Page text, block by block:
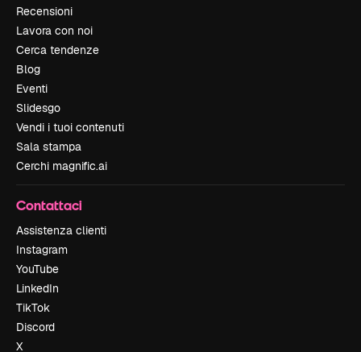
Recensioni
Lavora con noi
Cerca tendenze
Blog
Eventi
Slidesgo
Vendi i tuoi contenuti
Sala stampa
Cerchi magnific.ai
Contattaci
Assistenza clienti
Instagram
YouTube
LinkedIn
TikTok
Discord
X